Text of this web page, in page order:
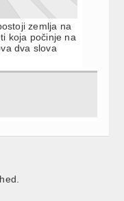
zemlja na
koja počinje na
dva slova